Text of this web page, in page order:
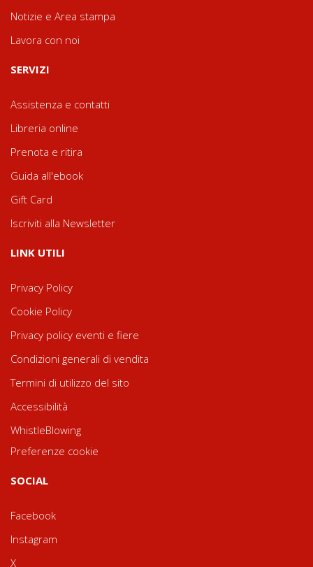
Notizie e Area stampa
Lavora con noi
SERVIZI
Assistenza e contatti
Libreria online
Prenota e ritira
Guida all'ebook
Gift Card
Iscriviti alla Newsletter
LINK UTILI
Privacy Policy
Cookie Policy
Privacy policy eventi e fiere
Condizioni generali di vendita
Termini di utilizzo del sito
Accessibilità
WhistleBlowing
Preferenze cookie
SOCIAL
Facebook
Instagram
X